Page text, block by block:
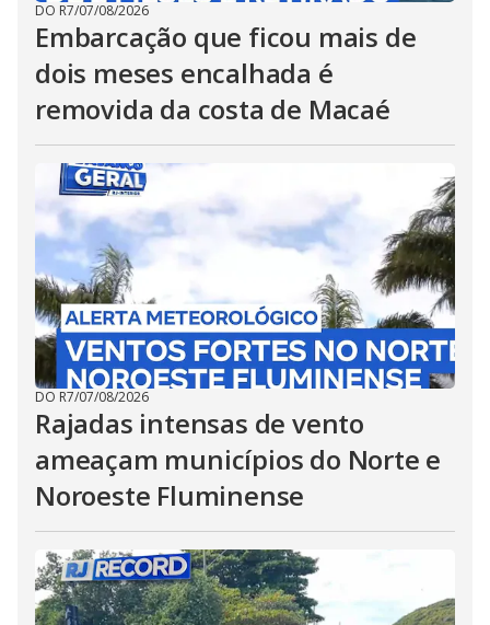
DO R7/07/08/2026
Embarcação que ficou mais de
dois meses encalhada é
removida da costa de Macaé
DO R7/07/08/2026
Rajadas intensas de vento
ameaçam municípios do Norte e
Noroeste Fluminense